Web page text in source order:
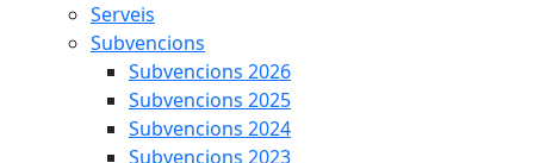
Serveis
Subvencions
Subvencions 2026
Subvencions 2025
Subvencions 2024
Subvencions 2023